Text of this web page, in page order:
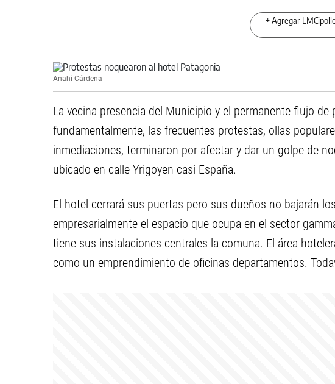
+ Agregar
Anahi Cárdena
La vecina presencia del Municipio y el permanente flujo
fundamentalmente, las frecuentes protestas, ollas
inmediaciones, terminaron por afectar y dar un golpe de
ubicado en calle Yrigoyen casi España.
El hotel cerrará sus puertas pero sus dueños no bajarán
empresarialmente el espacio que ocupa en el sector
tiene sus instalaciones centrales la comuna. El área
como un emprendimiento de oficinas-departamentos.